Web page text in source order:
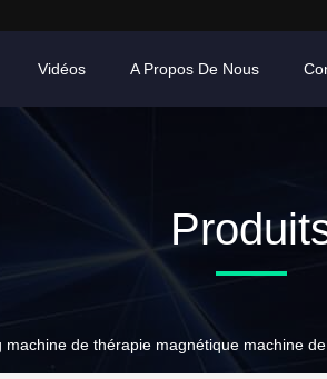
Vidéos A Propos De Nous
machine de thérapie magnétique machine